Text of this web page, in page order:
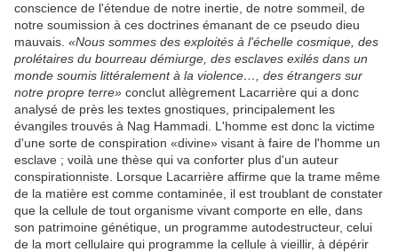
conscience de l'étendue de notre inertie, de notre sommeil, de
notre soumission à ces doctrines émanant de ce pseudo dieu
mauvais. «Nous sommes des exploités à l'échelle cosmique, des
prolétaires du bourreau démiurge, des esclaves exilés dans un
monde soumis littéralement à la violence…, des étrangers sur
notre propre terre» conclut allègrement Lacarrière qui a donc
analysé de près les textes gnostiques, principalement les
évangiles trouvés à Nag Hammadi. L'homme est donc la victime
d'une sorte de conspiration «divine» visant à faire de l'homme un
esclave ; voilà une thèse qui va conforter plus d'un auteur
conspirationniste. Lorsque Lacarrière affirme que la trame même
de la matière est comme contaminée, il est troublant de constater
que la cellule de tout organisme vivant comporte en elle, dans
son patrimoine génétique, un programme autodestructeur, celui
de la mort cellulaire qui programme la cellule à vieillir, à dépérir